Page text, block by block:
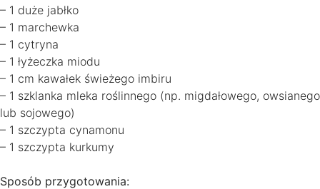
– 1 duże jabłko
– 1 marchewka
– 1 cytryna
– 1 łyżeczka miodu
– 1 cm kawałek świeżego imbiru
– 1 szklanka mleka roślinnego (np. migdałowego, owsianego
lub sojowego)
– 1 szczypta cynamonu
– 1 szczypta kurkumy
Sposób przygotowania: